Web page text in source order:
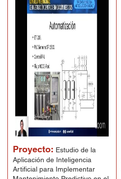
Proyecto: Estudio de la
Aplicación de Inteligencia
Artificial para Implementar